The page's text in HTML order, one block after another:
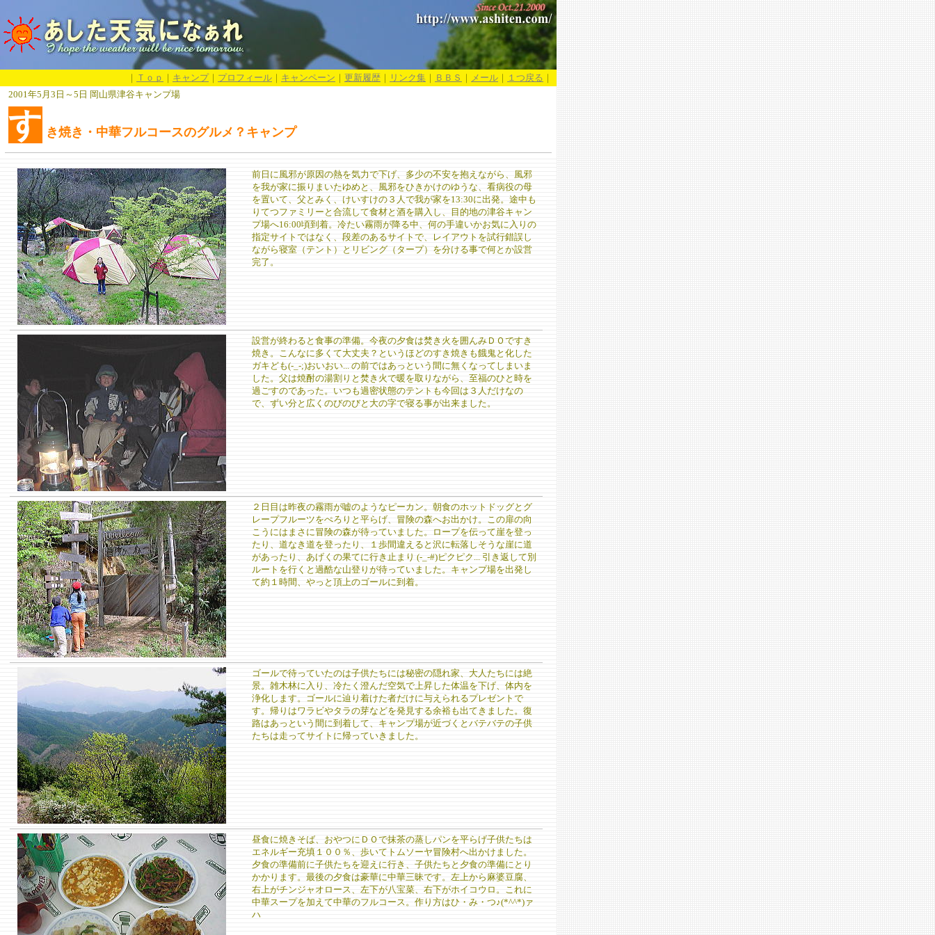
｜ Ｔｏｐ ｜ キャンプ｜ プロフィール ｜ キャンペーン ｜ 更新履歴 ｜ リンク集 ｜ ＢＢＳ ｜ メール ｜ １つ戻る ｜
2001年5月3日～5日 岡山県津谷キャンプ場
す き焼き・中華フルコースのグルメ？キャンプ
前日に風邪が原因の熱を気力で下げ、多少の不安を抱えながら、風邪
を我が家に振りまいたゆめと、風邪をひきかけのゆうな、看病役の母
を置いて、父とみく、けいすけの３人で我が家を13:30に出発。途中も
りてつファミリーと合流して食材と酒を購入し、目的地の津谷キャン
プ場へ16:00頃到着。冷たい霧雨が降る中、何の手違いかお気に入りの
指定サイトではなく、段差のあるサイトで、レイアウトを試行錯誤し
ながら寝室（テント）とリビング（タープ）を分ける事で何とか設営
完了。
設営が終わると食事の準備。今夜の夕食は焚き火を囲んみＤＯですき
焼き。こんなに多くて大丈夫？というほどのすき焼きも餓鬼と化した
ガキども(-_-;)おいおい... の前ではあっという間に無くなってしまいま
した。父は焼酎の湯割りと焚き火で暖を取りながら、至福のひと時を
過ごすのであった。いつも過密状態のテントも今回は３人だけなの
で、ずい分と広くのびのびと大の字で寝る事が出来ました。
２日目は昨夜の霧雨が嘘のようなピーカン。朝食のホットドッグとグ
レープフルーツをぺろりと平らげ、冒険の森へお出かけ。この扉の向
こうにはまさに冒険の森が待っていました。ロープを伝って崖を登っ
たり、道なき道を登ったり、１歩間違えると沢に転落しそうな崖に道
があったり、あげくの果てに行き止まり (-_-#)ピクピク... 引き返して別
ルートを行くと過酷な山登りが待っていました。キャンプ場を出発し
て約１時間、やっと頂上のゴールに到着。
ゴールで待っていたのは子供たちには秘密の隠れ家、大人たちには絶
景。雑木林に入り、冷たく澄んだ空気で上昇した体温を下げ、体内を
浄化します。ゴールに辿り着けた者だけに与えられるプレゼントで
す。帰りはワラビやタラの芽などを発見する余裕も出てきました。復
路はあっという間に到着して、キャンプ場が近づくとバテバテの子供
たちは走ってサイトに帰っていきました。
昼食に焼きそば、おやつにＤＯで抹茶の蒸しパンを平らげ子供たちは
エネルギー充填１００％、歩いてトムソーヤ冒険村へ出かけました。
夕食の準備前に子供たちを迎えに行き、子供たちと夕食の準備にとり
かかります。最後の夕食は豪華に中華三昧です。左上から麻婆豆腐、
右上がチンジャオロース、左下が八宝菜、右下がホイコウロ。これに
中華スープを加えて中華のフルコース。作り方はひ・み・つ♪(*^^*)ァ
ハ